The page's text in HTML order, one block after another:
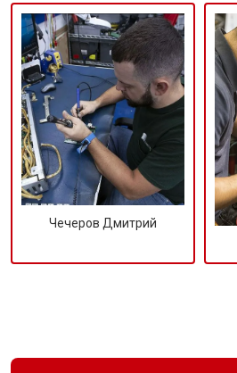
Чечеров Дмитрий